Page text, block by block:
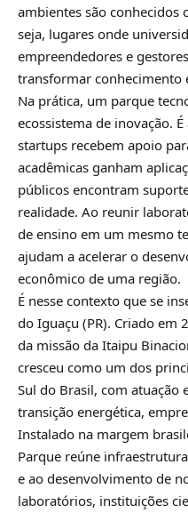
ambientes são conhecidos
seja, lugares onde
empreendedores e
transformar conhecimento
Na prática, um parque
ecossistema de inovação.
startups recebem apoio
acadêmicas ganham
públicos encontram
realidade. Ao reunir
de ensino em um mesmo
ajudam a acelerar o
econômico de uma região.
É nesse contexto que se
do Iguaçu (PR). Criado em
da missão da Itaipu
cresceu como um dos
Sul do Brasil, com atuação
transição energética,
Instalado na margem
Parque reúne
e ao desenvolvimento de
laboratórios, instituições